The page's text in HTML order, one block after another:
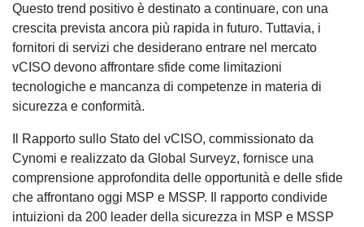
Questo trend positivo è destinato a continuare, con una
crescita prevista ancora più rapida in futuro. Tuttavia, i
fornitori di servizi che desiderano entrare nel mercato
vCISO devono affrontare sfide come limitazioni
tecnologiche e mancanza di competenze in materia di
sicurezza e conformità.
Il Rapporto sullo Stato del vCISO, commissionato da
Cynomi e realizzato da Global Surveyz, fornisce una
comprensione approfondita delle opportunità e delle sfide
che affrontano oggi MSP e MSSP. Il rapporto condivide
intuizioni da 200 leader della sicurezza in MSP e MSSP